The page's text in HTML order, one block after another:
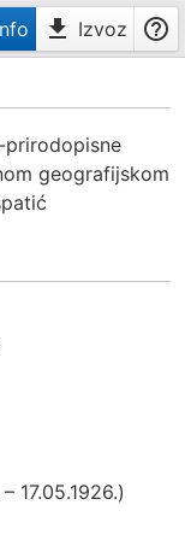
file_download Izvoz help_outline
prirodopisne
geografijskom
17.05.1926.)